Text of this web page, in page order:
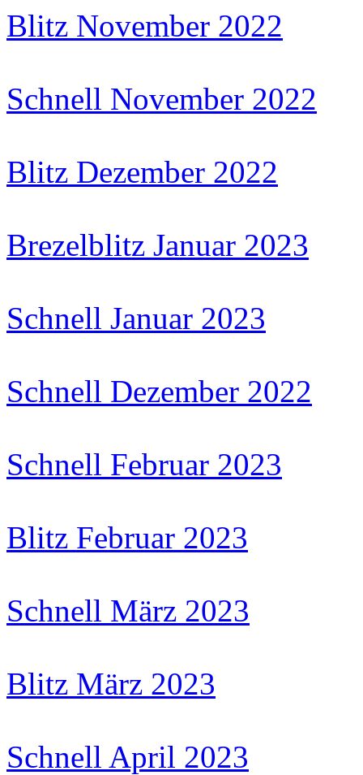
Blitz November 2022
Schnell November 2022
Blitz Dezember 2022
Brezelblitz Januar 2023
Schnell Januar 2023
Schnell Dezember 2022
Schnell Februar 2023
Blitz Februar 2023
Schnell März 2023
Blitz März 2023
Schnell April 2023